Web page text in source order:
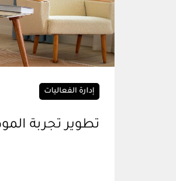
إدارة الفعاليات
تطوير تجربة